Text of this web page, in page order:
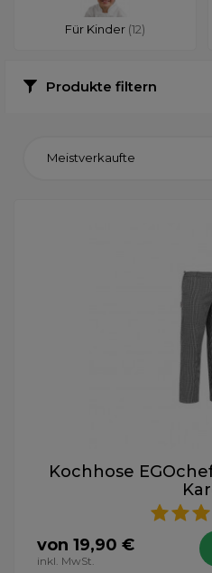
Für Kinder (12)
Produkte filtern
Meistverkaufte
Kochhose
von 19,90 €
inkl. MwSt.